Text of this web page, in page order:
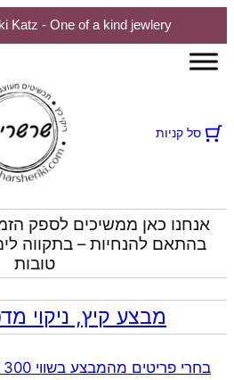
Katz - One of a kind jewlery
סל קניות
אנחנו כאן ממשיכים לספק
בהתאם להנחיות – בתקווה
טובות
מבצע קיץ, ניקוי